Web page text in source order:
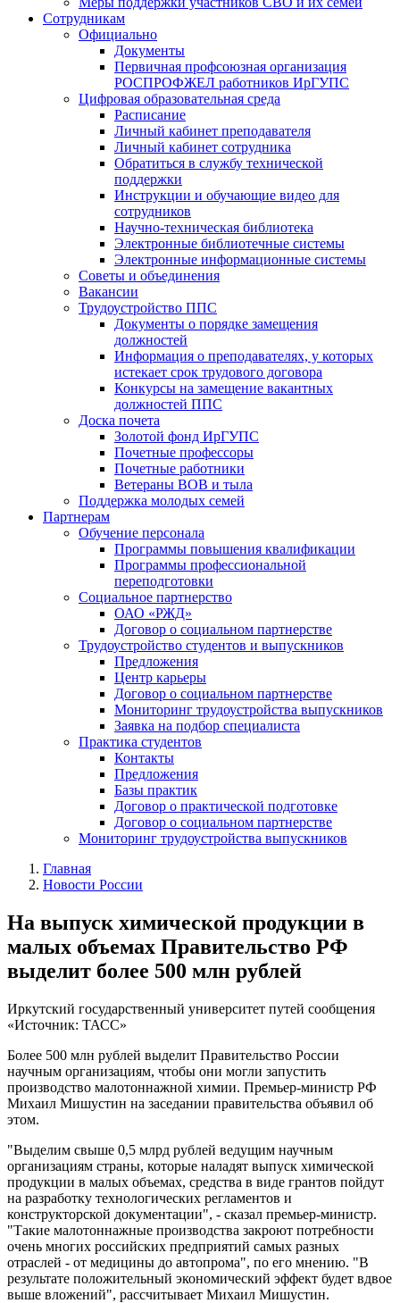
Сотрудникам
Официально
Документы
Первичная профсоюзная организация
РОСПРОФЖЕЛ работников ИрГУПС
Цифровая образовательная среда
Расписание
Личный кабинет преподавателя
Личный кабинет сотрудника
Обратиться в службу технической
поддержки
Инструкции и обучающие видео для
сотрудников
Научно-техническая библиотека
Электронные библиотечные системы
Электронные информационные системы
Советы и объединения
Вакансии
Трудоустройство ППС
Документы о порядке замещения
должностей
Информация о преподавателях, у которых
истекает срок трудового договора
Конкурсы на замещение вакантных
должностей ППС
Доска почета
Золотой фонд ИрГУПС
Почетные профессоры
Почетные работники
Ветераны ВОВ и тыла
Поддержка молодых семей
Партнерам
Обучение персонала
Программы повышения квалификации
Программы профессиональной
переподготовки
Социальное партнерство
ОАО «РЖД»
Договор о социальном партнерстве
Трудоустройство студентов и выпускников
Предложения
Центр карьеры
Договор о социальном партнерстве
Мониторинг трудоустройства выпускников
Заявка на подбор специалиста
Практика студентов
Контакты
Предложения
Базы практик
Договор о практической подготовке
Договор о социальном партнерстве
Мониторинг трудоустройства выпускников
Главная
Новости России
На выпуск химической продукции в
малых объемах Правительство РФ
выделит более 500 млн рублей
Иркутский государственный университет путей сообщения
«Источник: ТАСС»
Более 500 млн рублей выделит Правительство России
научным организациям, чтобы они могли запустить
производство малотоннажной химии. Премьер-министр РФ
Михаил Мишустин на заседании правительства объявил об
этом.
"Выделим свыше 0,5 млрд рублей ведущим научным
организациям страны, которые наладят выпуск химической
продукции в малых объемах, средства в виде грантов пойдут
на разработку технологических регламентов и
конструкторской документации", - сказал премьер-министр.
"Такие малотоннажные производства закроют потребности
очень многих российских предприятий самых разных
отраслей - от медицины до автопрома", по его мнению. "В
результате положительный экономический эффект будет вдвое
выше вложений", рассчитывает Михаил Мишустин.